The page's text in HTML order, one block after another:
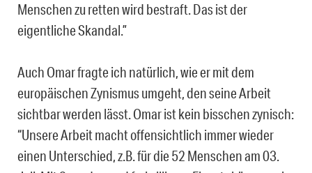
Menschen zu retten wird bestraft. Das ist der
eigentliche Skandal.”
Auch Omar fragte ich natürlich, wie er mit dem
europäischen Zynismus umgeht, den seine Arbeit
sichtbar werden lässt. Omar ist kein bisschen zynisch:
“Unsere Arbeit macht offensichtlich immer wieder
einen Unterschied, z.B. für die 52 Menschen am 03.